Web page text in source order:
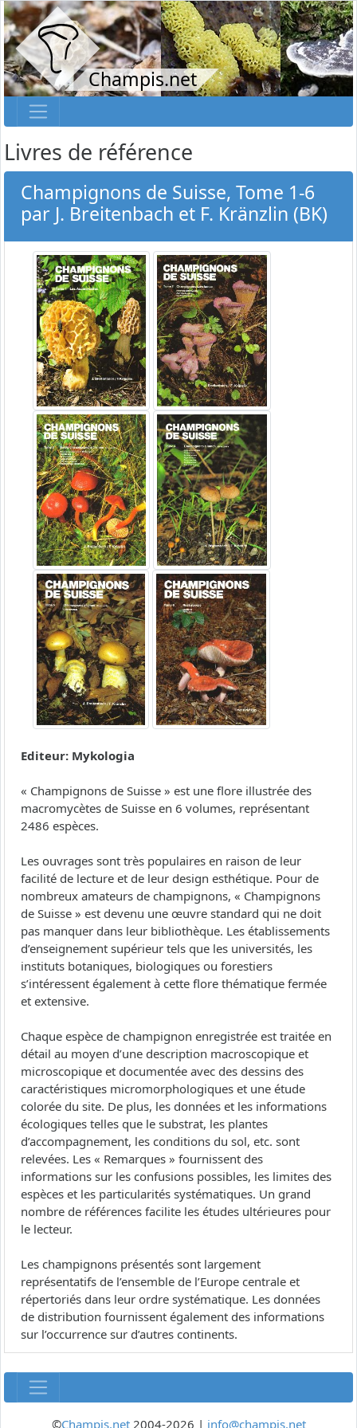
Champis.net
Livres de référence
Champignons de Suisse, Tome 1-6
par J. Breitenbach et F. Kränzlin (BK)
Editeur: Mykologia
« Champignons de Suisse » est une flore illustrée des
macromycètes de Suisse en 6 volumes, représentant
2486 espèces.
Les ouvrages sont très populaires en raison de leur
facilité de lecture et de leur design esthétique. Pour de
nombreux amateurs de champignons, « Champignons
de Suisse » est devenu une œuvre standard qui ne doit
pas manquer dans leur bibliothèque. Les établissements
d’enseignement supérieur tels que les universités, les
instituts botaniques, biologiques ou forestiers
s’intéressent également à cette flore thématique fermée
et extensive.
Chaque espèce de champignon enregistrée est traitée en
détail au moyen d’une description macroscopique et
microscopique et documentée avec des dessins des
caractéristiques micromorphologiques et une étude
colorée du site. De plus, les données et les informations
écologiques telles que le substrat, les plantes
d’accompagnement, les conditions du sol, etc. sont
relevées. Les « Remarques » fournissent des
informations sur les confusions possibles, les limites des
espèces et les particularités systématiques. Un grand
nombre de références facilite les études ultérieures pour
le lecteur.
Les champignons présentés sont largement
représentatifs de l’ensemble de l’Europe centrale et
répertoriés dans leur ordre systématique. Les données
de distribution fournissent également des informations
sur l’occurrence sur d’autres continents.
©Champis.net2004-2026 | info@champis.net